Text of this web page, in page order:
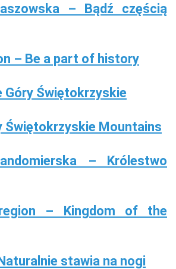
– Bądź częścią
– Be a part of history
Góry Świętokrzyskie
Świętokrzyskie Mountains
– Królestwo
region – Kingdom of the
stawia na nogi